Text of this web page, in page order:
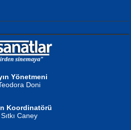
Yönetmeni
Doni
Koordinatörü
Sıtkı Caney